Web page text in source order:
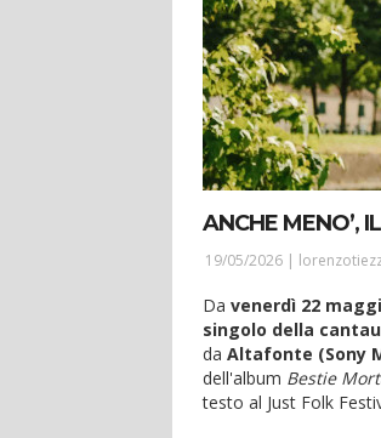
ANCHE MENO’,
19/05/2026 |
Da venerdì 22
singolo della
da Altafonte (Sony
dell'album Bestie
testo al Just Folk